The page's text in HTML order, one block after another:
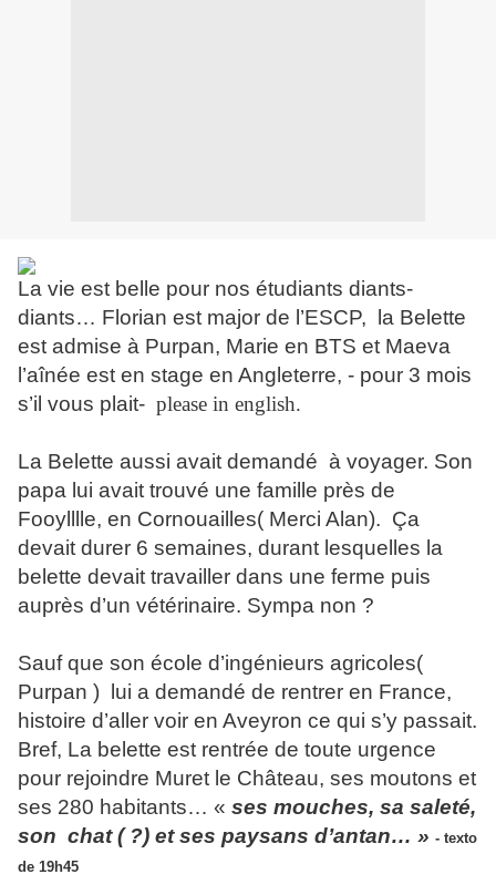
La vie est belle pour nos étudiants diants-
diants… Florian est major de l’ESCP, la Belette
est admise à Purpan, Marie en BTS et Maeva
l’aînée est en stage en Angleterre, - pour 3 mois
s’il vous plait- please in english.
La Belette aussi avait demandé à voyager. Son
papa lui avait trouvé une famille près de
Fooylllle, en Cornouailles( Merci Alan). Ça
devait durer 6 semaines, durant lesquelles la
belette devait travailler dans une ferme puis
auprès d’un vétérinaire. Sympa non ?
Sauf que son école d’ingénieurs agricoles(
Purpan ) lui a demandé de rentrer en France,
histoire d’aller voir en Aveyron ce qui s’y passait.
Bref, La belette est rentrée de toute urgence
pour rejoindre Muret le Château, ses moutons et
ses 280 habitants… « ses mouches, sa saleté,
son chat ( ?) et ses paysans d’antan… » - texto
de 19h45